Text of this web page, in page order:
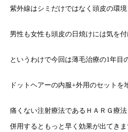
紫外線はシミだけではなく頭皮の環境
男性も女性も頭皮の日焼けには気を付
というわけで今回は薄毛治療の1年目
ドットヘアーの内服+外用のセットを
痛くない注射療法であるＨＡＲＧ療
併用するともっと早く効果が出てきま